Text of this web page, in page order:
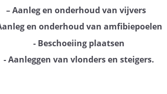
– Aanleg en onderhoud van vijvers
en onderhoud van amfibiepoelen
- Beschoeiing plaatsen
- Aanleggen van vlonders en steigers.